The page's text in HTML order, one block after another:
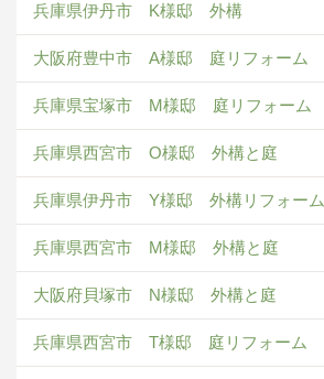
兵庫県伊丹市 K様邸 外構
大阪府豊中市 A様邸 庭リフォーム
兵庫県宝塚市 M様邸 庭リフォーム
兵庫県西宮市 O様邸 外構と庭
兵庫県伊丹市 Y様邸 外構リフォーム
兵庫県西宮市 M様邸 外構と庭
大阪府貝塚市 N様邸 外構と庭
兵庫県西宮市 T様邸 庭リフォーム